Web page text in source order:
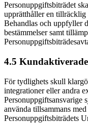
Personuppgiftsbiträdet
upprätthåller en
Behandlas och uppfyller
bestämmelser samt
4.5
För tydlighets skull
integrationer eller andra
Personuppgiftsansvarige
använda tillsammans
Personuppgiftsbiträdets